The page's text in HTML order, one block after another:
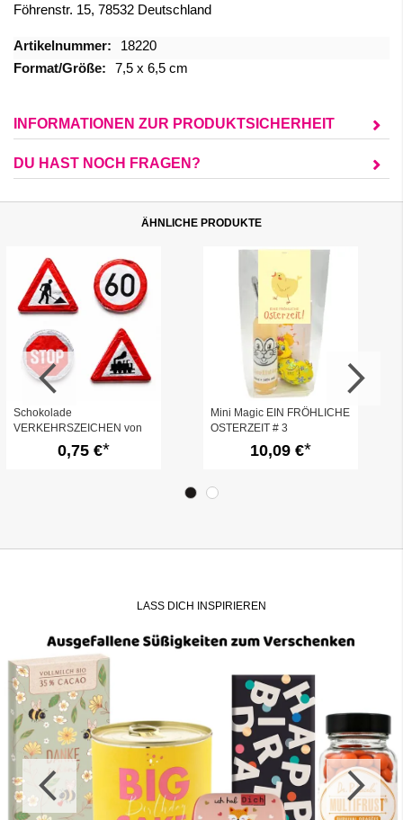
Föhrenstr. 15, 78532 Deutschland
Mehr
Informationen
18220
7,5 x 6,5 cm
INFORMATIONEN ZUR PRODUKTSICHERHEIT
DU HAST NOCH FRAGEN?
ÄHNLICHE PRODUKTE
Schokolade
VERKEHRSZEICHEN von
0,75 €
Mini Magic EIN FRÖHLICHE
OSTERZEIT # 3
10,09 €
LASS DICH INSPIRIEREN